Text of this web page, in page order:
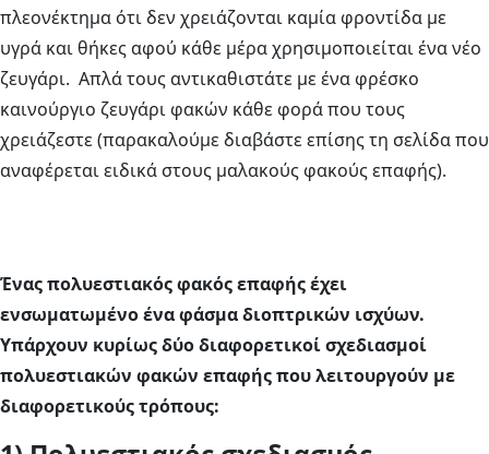
πλεονέκτημα ότι δεν χρειάζονται καμία φροντίδα με
υγρά και θήκες αφού κάθε μέρα χρησιμοποιείται ένα νέο
ζευγάρι. Απλά τους αντικαθιστάτε με ένα φρέσκο
καινούργιο ζευγάρι φακών κάθε φορά που τους
χρειάζεστε (παρακαλούμε διαβάστε επίσης τη σελίδα που
αναφέρεται ειδικά στους μαλακούς φακούς επαφής).
Ένας πολυεστιακός φακός επαφής έχει
ενσωματωμένο ένα φάσμα διοπτρικών ισχύων.
Υπάρχουν κυρίως δύο διαφορετικοί σχεδιασμοί
πολυεστιακών φακών επαφής που λειτουργούν με
διαφορετικούς τρόπους: